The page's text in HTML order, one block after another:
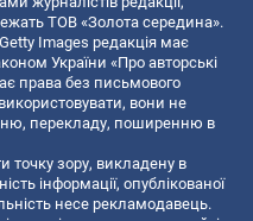
ТОВ «Золота середина».
Images редакція має
України «Про авторські
права без письмового
вони не
перекладу, поширенню в
точку зору, викладену в
інформації, опублікованої
несе рекламодавець.